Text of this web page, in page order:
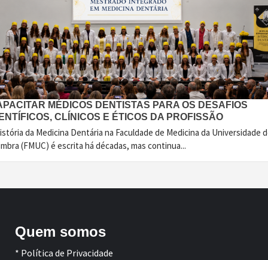
MÉDICOS DENTISTAS PARA OS DESAFIOS
CLÍNICOS E ÉTICOS DA PROFISSÃO
da Medicina Dentária na Faculdade de Medicina da Universidade
(FMUC) é escrita há décadas, mas continua...
Quem somos
* Política de Privacidade